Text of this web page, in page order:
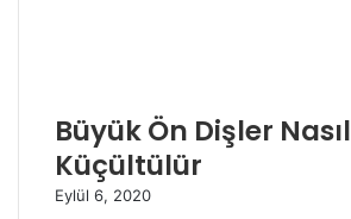
Büyük Ön Dişler Nasıl
Küçültülür
Eylül 6, 2020